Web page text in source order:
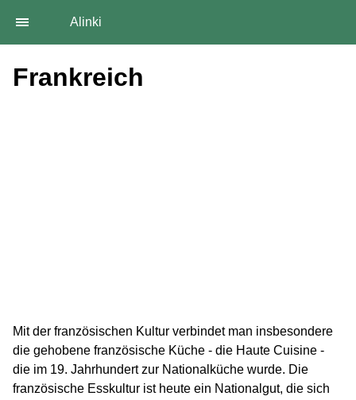
Alinki
Frankreich
Mit der französischen Kultur verbindet man insbesondere
die gehobene französische Küche - die Haute Cuisine -
die im 19. Jahrhundert zur Nationalküche wurde. Die
französische Esskultur ist heute ein Nationalgut, die sich